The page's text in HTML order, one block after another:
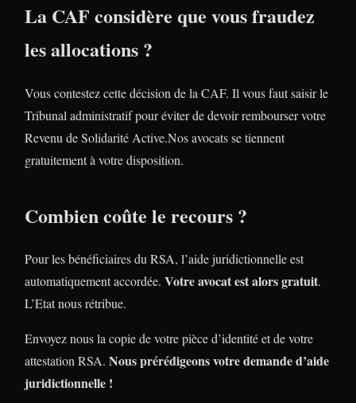
La CAF considère que vous fraudez
les allocations ?
Vous contestez cette décision de la CAF. Il vous faut saisir le
Tribunal administratif pour éviter de devoir rembourser votre
Revenu de Solidarité Active.Nos avocats se tiennent
gratuitement à votre disposition.
Combien coûte le recours ?
Pour les bénéficiaires du RSA, l’aide juridictionnelle est
automatiquement accordée. Votre avocat est alors gratuit.
L’Etat nous rétribue.
Envoyez nous la copie de votre pièce d’identité et de votre
attestation RSA. Nous prérédigeons votre demande d’aide
juridictionnelle !